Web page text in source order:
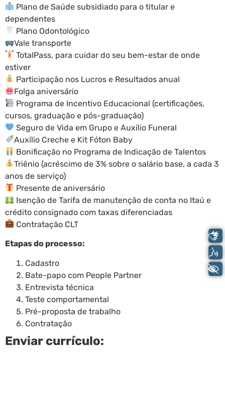
Plano de Saúde subsidiado para o titular e
dependentes
Plano Odontológico
Vale transporte
TotalPass, para cuidar do seu bem-estar de onde
estiver
Participação nos Lucros e Resultados anual
Folga aniversário
Programa de Incentivo Educacional (certificações,
cursos, graduação e pós-graduação)
Seguro de Vida em Grupo e Auxílio Funeral
Auxílio Creche e Kit Fóton Baby
Bonificação no Programa de Indicação de Talentos
Triênio (acréscimo de 3% sobre o salário base, a cada 3
anos de serviço)
Presente de aniversário
Isenção de Tarifa de manutenção de conta no Itaú e
crédito consignado com taxas diferenciadas
Contratação CLT
Etapas do processo:
Cadastro
Bate-papo com People Partner
Entrevista técnica
Teste comportamental
Pré-proposta de trabalho
Contratação
Enviar currículo: